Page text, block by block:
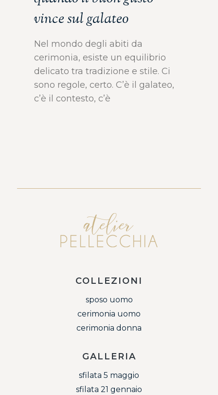
vince sul galateo
Nel mondo degli abiti da
cerimonia, esiste un equilibrio
delicato tra tradizione e stile. Ci
sono regole, certo. C’è il galateo,
c’è il contesto, c’è
COLLEZIONI
sposo uomo
cerimonia uomo
cerimonia donna
GALLERIA
sfilata 5 maggio
sfilata 21 gennaio